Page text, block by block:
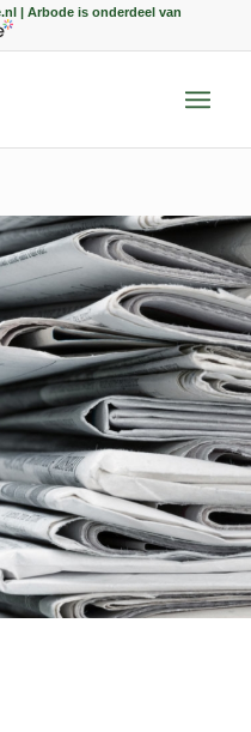
| Arbode is onderdeel van